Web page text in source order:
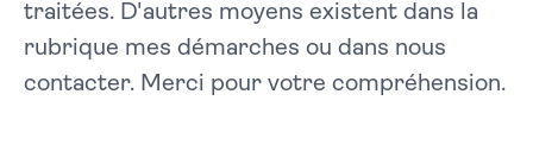
traitées. D'autres moyens existent dans la
rubrique mes démarches ou dans nous
contacter. Merci pour votre compréhension.